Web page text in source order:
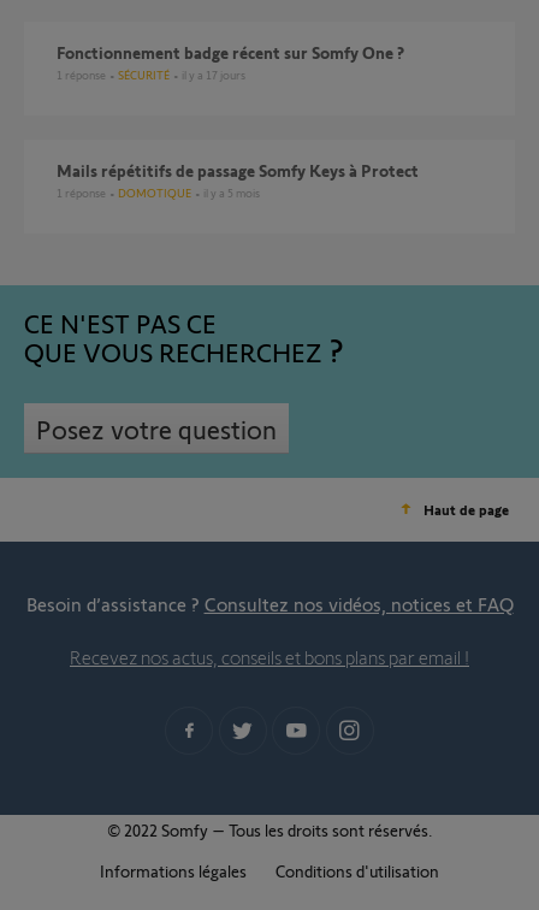
Fonctionnement badge récent sur Somfy One ?
1 réponse SÉCURITÉ il y a 17 jours
Mails répétitifs de passage Somfy Keys à Protect
1 réponse DOMOTIQUE il y a 5 mois
CE N'EST PAS CE
QUE VOUS RECHERCHEZ
Posez votre question
Haut de page
Besoin d’assistance ? Consultez nos vidéos, notices et FAQ
Recevez nos actus, conseils et bons plans par email !
© 2022 Somfy – Tous les droits sont réservés.
Informations légales
Conditions d'utilisation